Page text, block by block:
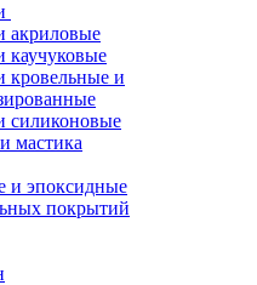
акриловые
каучуковые
кровельные и
силиконовые
мастика
и эпоксидные
покрытий